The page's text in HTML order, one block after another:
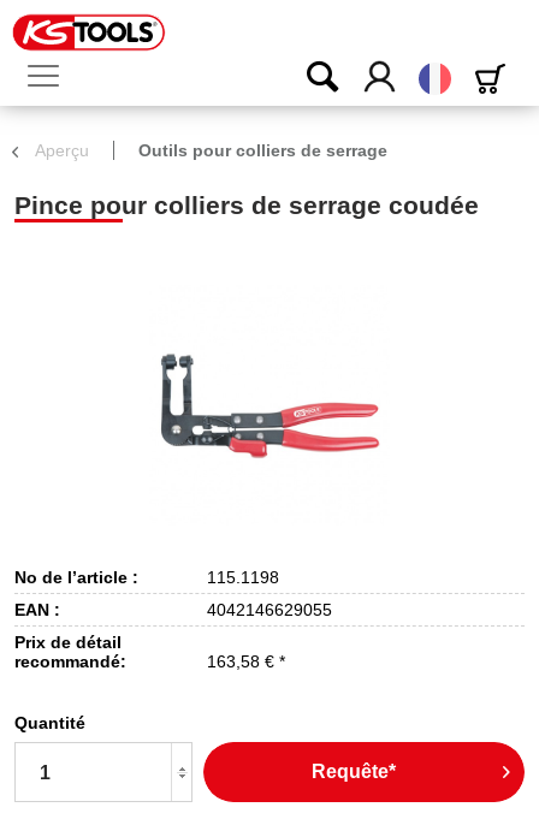
Français
Aperçu Outils pour colliers de serrage
Pince pour colliers de serrage coudée
No de l’article :
115.1198
EAN :
4042146629055
Prix de détail
recommandé:
163,58 € *
Quantité
Requête*